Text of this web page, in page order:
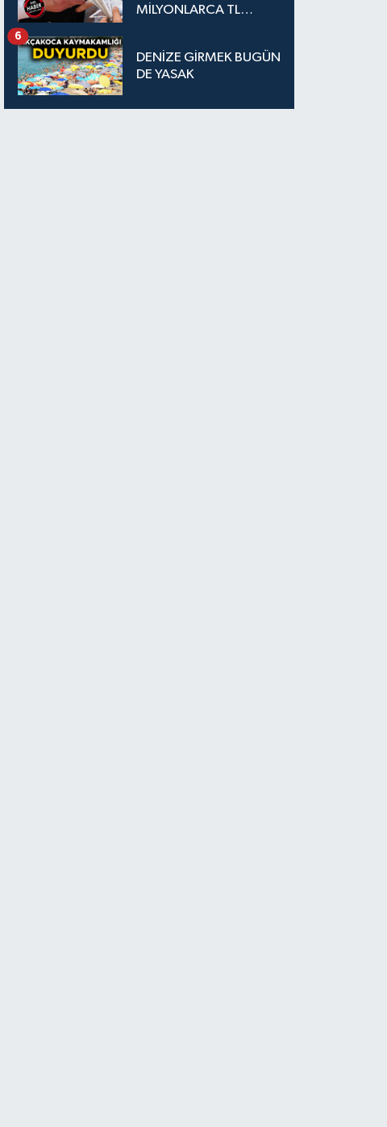
MİLYONLARCA TL
DENİZE GİRMEK BUGÜN
DE YASAK
6